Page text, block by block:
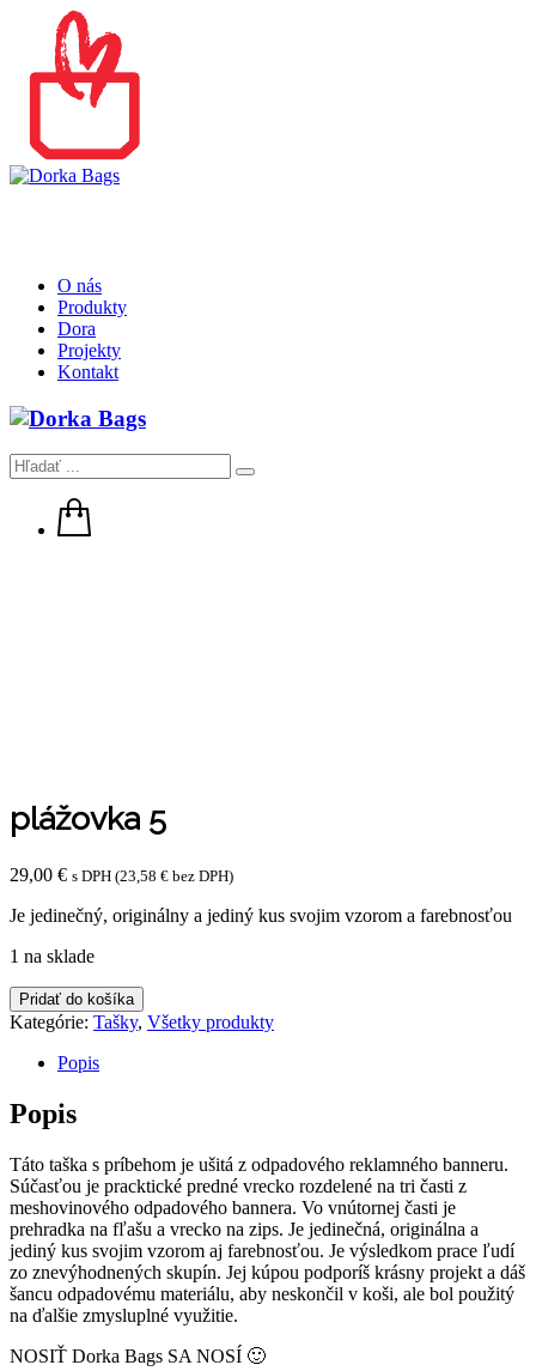
O nás
Produkty
Dora
Projekty
Kontakt
plážovka 5
29,00 € s DPH (23,58 € bez DPH)
Je jedinečný, originálny a jediný kus svojim vzorom a farebnosťou
1 na sklade
množstvo
plážovka
Pridať do košíka
Kategórie: Tašky, Všetky produkty
Popis
Popis
Táto taška s príbehom je ušitá z odpadového reklamného banneru.
Súčasťou je pracktické predné vrecko rozdelené na tri časti z
meshovinového odpadového bannera. Vo vnútornej časti je
prehradka na fľašu a vrecko na zips. Je jedinečná, originálna a
jediný kus svojim vzorom aj farebnosťou. Je výsledkom prace ľudí
zo znevýhodnených skupín. Jej kúpou podporíš krásny projekt a dáš
šancu odpadovému materiálu, aby neskončil v koši, ale bol použitý
na ďalšie zmysluplné využitie.
NOSIŤ Dorka Bags SA NOSÍ 🙂